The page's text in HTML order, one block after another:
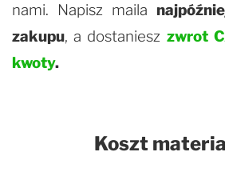
nami. Napisz maila
zakupu, a dostaniesz zwrot
kwoty.
Koszt